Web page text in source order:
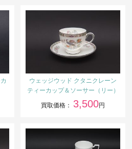
ウェッジウッド クタニクレーン
ティーカップ＆ソーサー（リー）
買取価格： 3,500円